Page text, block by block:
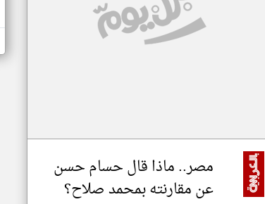
مصر.. ماذا قال حسام حسن
عن مقارنته بمحمد صلاح؟